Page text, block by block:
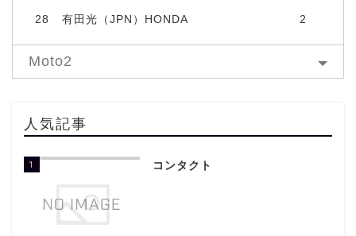
28 有田光（JPN）HONDA 2
Moto2
人気記事
1 コンタクト